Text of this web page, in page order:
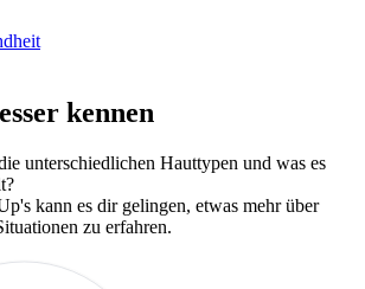
kennen
unterschiedlichen Hauttypen und was es
kann es dir gelingen, etwas mehr über
zu erfahren.